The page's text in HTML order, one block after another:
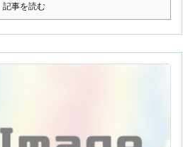
記事を読む